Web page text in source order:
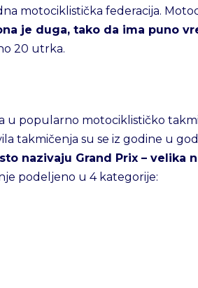
motociklistička federacija.
je duga, tako da ima puno
20 utrka.
u popularno motociklističko
takmičenja su se iz godine u
nazivaju Grand Prix – velika
podeljeno u 4 kategorije: